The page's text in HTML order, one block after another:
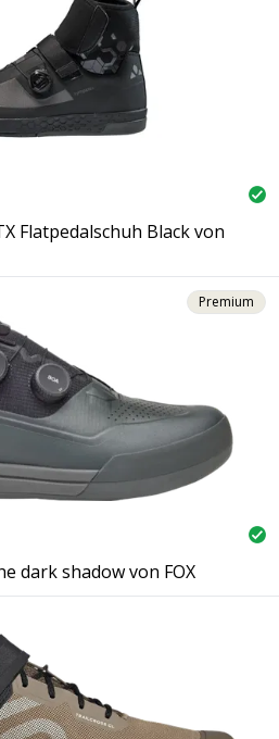
Flatpedalschuh Black von
Premium
dark shadow von FOX